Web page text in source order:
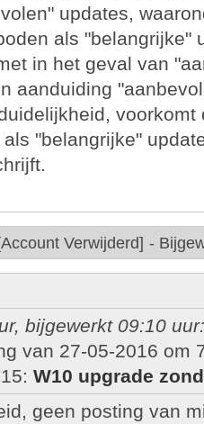
updates,
als "belangrijke"
in het geval van
aanduiding
"belangrijke"
Verwijderd] -
bijgewerkt 09:10 uur:
van 27-05-2016 om
W10 upgrade
geen posting van